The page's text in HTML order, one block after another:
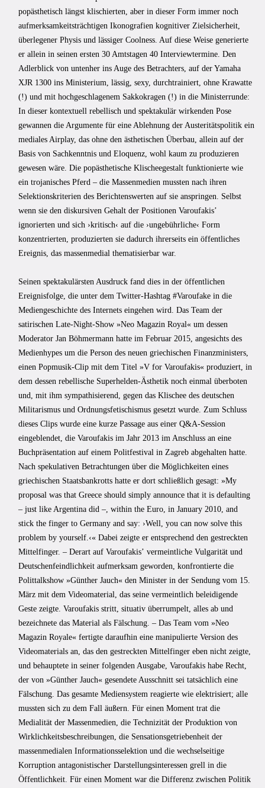
popästhetisch längst klischierten, aber in dieser Form immer noch
aufmerksamkeitsträchtigen Ikonografien kognitiver Zielsicherheit,
überlegener Physis und lässiger Coolness. Auf diese Weise generierte
er allein in seinen ersten 30 Amtstagen 40 Interviewtermine. Den
Adlerblick von untenher ins Auge des Betrachters, auf der Yamaha
XJR 1300 ins Ministerium, lässig, sexy, durchtrainiert, ohne Krawatte
(!) und mit hochgeschlagenem Sakkokragen (!) in die Ministerrunde:
In dieser kontextuell rebellisch und spektakulär wirkenden Pose
gewannen die Argumente für eine Ablehnung der Austeritätspolitik ein
mediales Airplay, das ohne den ästhetischen Überbau, allein auf der
Basis von Sachkenntnis und Eloquenz, wohl kaum zu produzieren
gewesen wäre. Die popästhetische Klischeegestalt funktionierte wie
ein trojanisches Pferd – die Massenmedien mussten nach ihren
Selektionskriterien des Berichtenswerten auf sie anspringen. Selbst
wenn sie den diskursiven Gehalt der Positionen Varoufakisʼ
ignorierten und sich ›kritisch‹ auf die ›ungebührliche‹ Form
konzentrierten, produzierten sie dadurch ihrerseits ein öffentliches
Ereignis, das massenmedial thematisierbar war.
Seinen spektakulärsten Ausdruck fand dies in der öffentlichen
Ereignisfolge, die unter dem Twitter-Hashtag #Varoufake in die
Mediengeschichte des Internets eingehen wird. Das Team der
satirischen Late-Night-Show »Neo Magazin Royal« um dessen
Moderator Jan Böhmermann hatte im Februar 2015, angesichts des
Medienhypes um die Person des neuen griechischen Finanzministers,
einen Popmusik-Clip mit dem Titel »V for Varoufakis« produziert, in
dem dessen rebellische Superhelden-Ästhetik noch einmal überboten
und, mit ihm sympathisierend, gegen das Klischee des deutschen
Militarismus und Ordnungsfetischismus gesetzt wurde. Zum Schluss
dieses Clips wurde eine kurze Passage aus einer Q&A-Session
eingeblendet, die Varoufakis im Jahr 2013 im Anschluss an eine
Buchpräsentation auf einem Politfestival in Zagreb abgehalten hatte.
Nach spekulativen Betrachtungen über die Möglichkeiten eines
griechischen Staatsbankrotts hatte er dort schließlich gesagt: »My
proposal was that Greece should simply announce that it is defaulting
– just like Argentina did –, within the Euro, in January 2010, and
stick the finger to Germany and say: ›Well, you can now solve this
problem by yourself.‹« Dabei zeigte er entsprechend den gestreckten
Mittelfinger. – Derart auf Varoufakisʼ vermeintliche Vulgarität und
Deutschenfeindlichkeit aufmerksam geworden, konfrontierte die
Polittalkshow »Günther Jauch« den Minister in der Sendung vom 15.
März mit dem Videomaterial, das seine vermeintlich beleidigende
Geste zeigte. Varoufakis stritt, situativ überrumpelt, alles ab und
bezeichnete das Material als Fälschung. – Das Team vom »Neo
Magazin Royale« fertigte daraufhin eine manipulierte Version des
Videomaterials an, das den gestreckten Mittelfinger eben nicht zeigte,
und behauptete in seiner folgenden Ausgabe, Varoufakis habe Recht,
der von »Günther Jauch« gesendete Ausschnitt sei tatsächlich eine
Fälschung. Das gesamte Mediensystem reagierte wie elektrisiert; alle
mussten sich zu dem Fall äußern. Für einen Moment trat die
Medialität der Massenmedien, die Technizität der Produktion von
Wirklichkeitsbeschreibungen, die Sensationsgetriebenheit der
massenmedialen Informationsselektion und die wechselseitige
Korruption antagonistischer Darstellungsinteressen grell in die
Öffentlichkeit. Für einen Moment war die Differenz zwischen Politik